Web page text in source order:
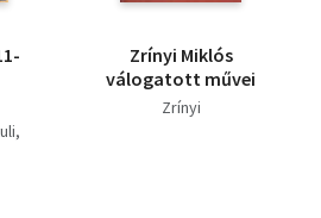
Zrínyi Miklós
válogatott művei
Zrínyi